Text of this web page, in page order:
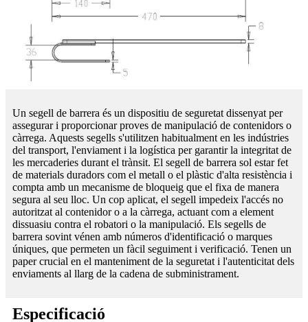
Un segell de barrera és un dispositiu de seguretat dissenyat per
assegurar i proporcionar proves de manipulació de contenidors o
càrrega. Aquests segells s'utilitzen habitualment en les indústries
del transport, l'enviament i la logística per garantir la integritat de
les mercaderies durant el trànsit. El segell de barrera sol estar fet
de materials duradors com el metall o el plàstic d'alta resistència i
compta amb un mecanisme de bloqueig que el fixa de manera
segura al seu lloc. Un cop aplicat, el segell impedeix l'accés no
autoritzat al contenidor o a la càrrega, actuant com a element
dissuasiu contra el robatori o la manipulació. Els segells de
barrera sovint vénen amb números d'identificació o marques
úniques, que permeten un fàcil seguiment i verificació. Tenen un
paper crucial en el manteniment de la seguretat i l'autenticitat dels
enviaments al llarg de la cadena de subministrament.
Especificació